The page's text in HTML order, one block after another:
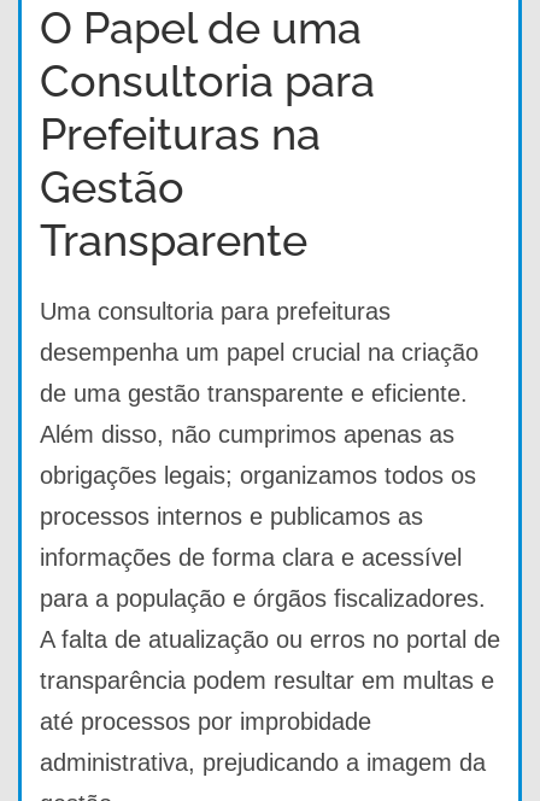
O Papel de uma
Consultoria para
Prefeituras na
Gestão
Transparente
Uma consultoria para prefeituras
desempenha um papel crucial na criação
de uma gestão transparente e eficiente.
Além disso, não cumprimos apenas as
obrigações legais; organizamos todos os
processos internos e publicamos as
informações de forma clara e acessível
para a população e órgãos fiscalizadores.
A falta de atualização ou erros no portal de
transparência podem resultar em multas e
até processos por improbidade
administrativa, prejudicando a imagem da